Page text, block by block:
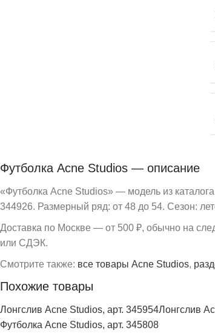
Футболка Acne Studios — описание
«Футболка Acne Studios» — модель из
344926. Размерный ряд: от 48 до 54. Сезон:
Доставка по Москве — от 500 ₽, обычно на
или СДЭК.
Смотрите также: все товары Acne Studios,
Похожие товары
Лонгслив Acne Studios, арт. 345954Лонгслив
Футболка Acne Studios, арт. 345808